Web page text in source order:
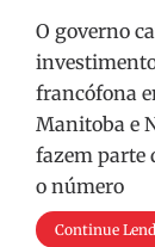
O governo
francófona
Manitoba e
fazem parte
o número
Continue